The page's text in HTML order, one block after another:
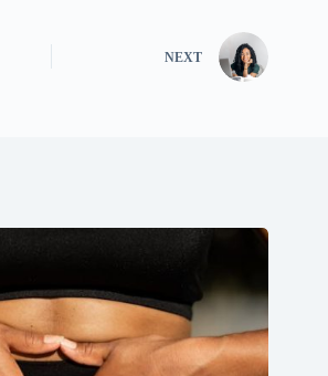
NEXT